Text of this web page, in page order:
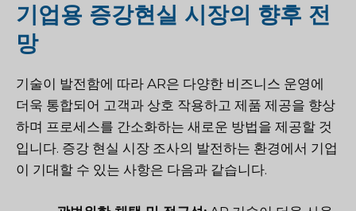
기업용 증강현실 시장의 향후 전
망
기술이 발전함에 따라 AR은 다양한 비즈니스 운영에
더욱 통합되어 고객과 상호 작용하고 제품 제공을 향상
하며 프로세스를 간소화하는 새로운 방법을 제공할 것
입니다. 증강 현실 시장 조사의 발전하는 환경에서 기업
이 기대할 수 있는 사항은 다음과 같습니다.